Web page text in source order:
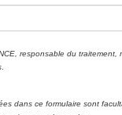
responsable du
dans ce formulaire sont